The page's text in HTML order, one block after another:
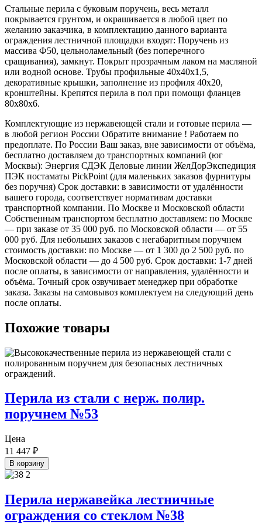
Стальные перила с буковым поручень, весь металл
покрывается грунтом, и окрашивается в любой цвет по
желанию заказчика, в комплектацию данного варианта
ограждения лестничной площадки входят: Поручень из
массива Ф50, цельноламельный (без поперечного
сращивания), замкнут. Покрыт прозрачным лаком на масляной
или водной основе. Трубы профильные 40х40х1,5,
декоративные крышки, заполнение из профиля 40х20,
кронштейны. Крепятся перила в пол при помощи фланцев
80х80х6.
Комплектующие из нержавеющей стали и готовые перила —
в любой регион России Обратите внимание ! Работаем по
предоплате. По России Ваш заказ, вне зависимости от объёма,
бесплатно доставляем до транспортных компаний (юг
Москвы): Энергия СДЭК Деловые линии ЖелДорЭкспедиция
ПЭК постаматы PickPoint (для маленьких заказов фурнитуры
без поручня) Срок доставки: в зависимости от удалённости
вашего города, соответствует нормативам доставки
транспортной компании. По Москве и Московской области
Собственным транспортом бесплатно доставляем: по Москве
— при заказе от 35 000 руб. по Московской области — от 55
000 руб. Для небольших заказов с негабаритным поручнем
стоимость доставки: по Москве — от 1 300 до 2 500 руб. по
Московской области — до 4 500 руб. Срок доставки: 1-7 дней
после оплаты, в зависимости от направления, удалённости и
объёма. Точный срок озвучивает менеджер при обработке
заказа. Заказы на самовывоз комплектуем на следующий день
после оплаты.
Похожие товары
Перила из стали с нерж. полир.
поручнем №53
Цена
11 447 ₽
В корзину
Перила нержавейка лестничные
ограждения со стеклом №38